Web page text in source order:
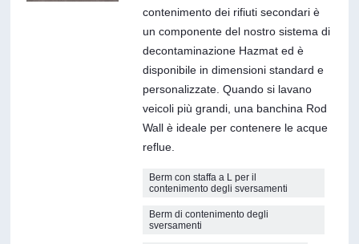
contenimento dei rifiuti secondari è
un componente del nostro sistema di
decontaminazione Hazmat ed è
disponibile in dimensioni standard e
personalizzate. Quando si lavano
veicoli più grandi, una banchina Rod
Wall è ideale per contenere le acque
reflue.
Berm con staffa a L per il
contenimento degli sversamenti
Berm di contenimento degli
sversamenti